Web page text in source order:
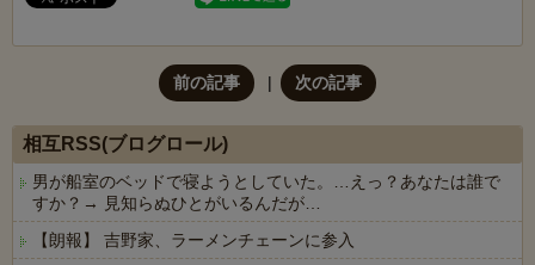
前の記事 次の記事
相互RSS(ブログロール)
男が船室のベッドで寝ようとしていた。…えっ？あなたは誰で
すか？→ 見知らぬひとがいるんだが…
【朗報】 吉野家、ラーメンチェーンに参入